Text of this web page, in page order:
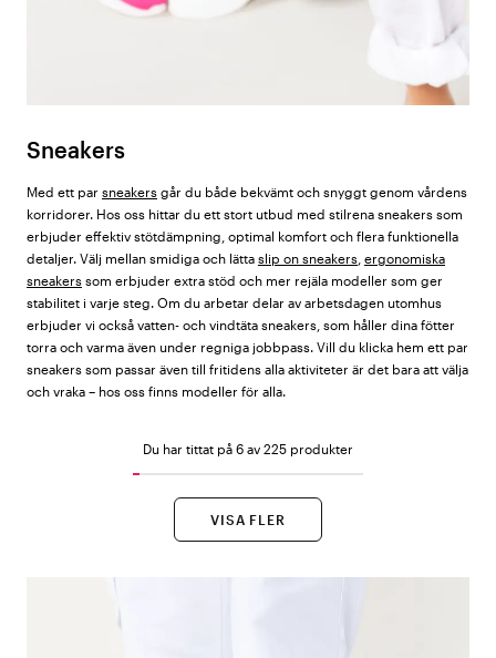
Sneakers
Med ett par sneakers går du både bekvämt och snyggt genom vårdens
korridorer. Hos oss hittar du ett stort utbud med stilrena sneakers som
erbjuder effektiv stötdämpning, optimal komfort och flera funktionella
detaljer. Välj mellan smidiga och lätta slip on sneakers ergonomiska
sneakers som erbjuder extra stöd och mer rejäla modeller som ger
stabilitet i varje steg. Om du arbetar delar av arbetsdagen utomhus
erbjuder vi också vatten- och vindtäta sneakers, som håller dina fötter
torra och varma även under regniga jobbpass. Vill du klicka hem ett par
sneakers som passar även till fritidens alla aktiviteter är det bara att välja
och vraka – hos oss finns modeller för alla.
Du har tittat på 6 av 225 produkter
VISA FLER